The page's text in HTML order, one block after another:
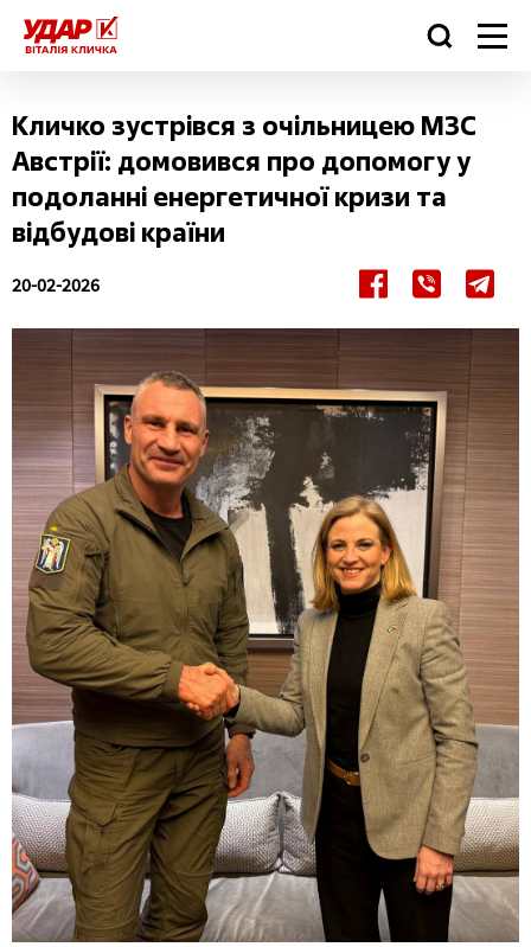
Кличко зустрівся з очільницею МЗС
Австрії: домовився про допомогу у
подоланні енергетичної кризи та
відбудові країни
20-02-2026